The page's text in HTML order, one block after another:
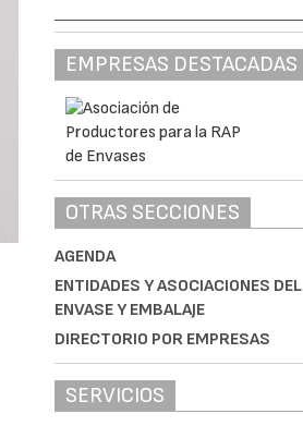
EMPRESAS DESTACADAS
OTRAS SECCIONES
AGENDA
ENTIDADES Y ASOCIACIONES DEL
ENVASE Y EMBALAJE
DIRECTORIO POR EMPRESAS
SERVICIOS